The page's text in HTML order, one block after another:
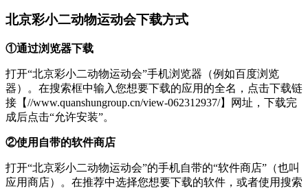
北京彩小二动物运动会下载方式
①通过浏览器下载
打开“北京彩小二动物运动会”手机浏览器（例如百度浏览
器）。在搜索框中输入您想要下载的应用的全名，点击下载链
接【//www.quanshungroup.cn/view-062312937/】网址，下载完
成后点击“允许安装”。
②使用自带的软件商店
打开“北京彩小二动物运动会”的手机自带的“软件商店”（也叫
应用商店）。在推荐中选择您想要下载的软件，或者使用搜索